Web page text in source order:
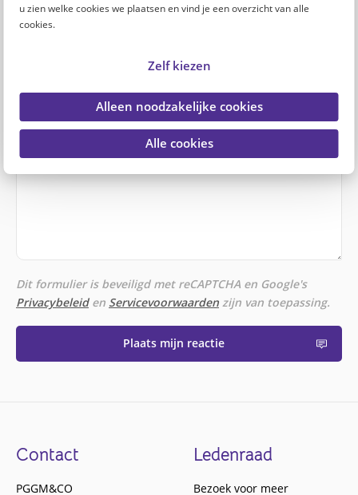
u zien welke cookies we plaatsen en vind je een overzicht van alle
cookies.
Zelf kiezen
Alleen noodzakelijke cookies
Alle cookies
Reactie
Dit formulier is beveiligd met reCAPTCHA en Google's
Privacybeleiden Servicevoorwaarden zijn van toepassing.
Plaats mijn reactie
Footer
Contact
PGGM&CO
Ledenraad
Bezoek voor meer